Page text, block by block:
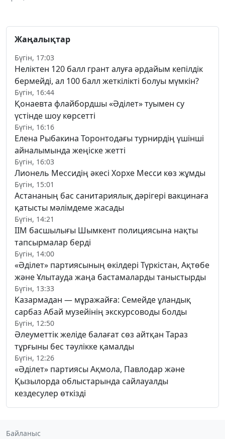
Жаңалықтар
Бүгін, 17:03
Неліктен 120 балл грант алуға әрдайым кепілдік
бермейді, ал 100 балл жеткілікті болуы мүмкін?
Бүгін, 16:44
Қонаевта флайбордшы «Әділет» туымен су
үстінде шоу көрсетті
Бүгін, 16:16
Елена Рыбакина Торонтодағы турнирдің үшінші
айналымында жеңіске жетті
Бүгін, 16:03
Лионель Мессидің әкесі Хорхе Месси көз жұмды
Бүгін, 15:01
Астананың бас санитариялық дәрігері вакцинаға
қатысты мәлімдеме жасады
Бүгін, 14:21
ІІМ басшылығы Шымкент полициясына нақты
тапсырмалар берді
Бүгін, 14:00
«Әділет» партиясының өкілдері Түркістан, Ақтөбе
және Ұлытауда жаңа бастамаларды таныстырды
Бүгін, 13:33
Казармадан — мұражайға: Семейде ұландық
сарбаз Абай музейінің экскурсоводы болды
Бүгін, 12:50
Әлеуметтік желіде балағат сөз айтқан Тараз
тұрғыны бес тәулікке қамалды
Бүгін, 12:26
«Әділет» партиясы Ақмола, Павлодар және
Қызылорда облыстарында сайлауалды
кездесулер өткізді
Байланыс